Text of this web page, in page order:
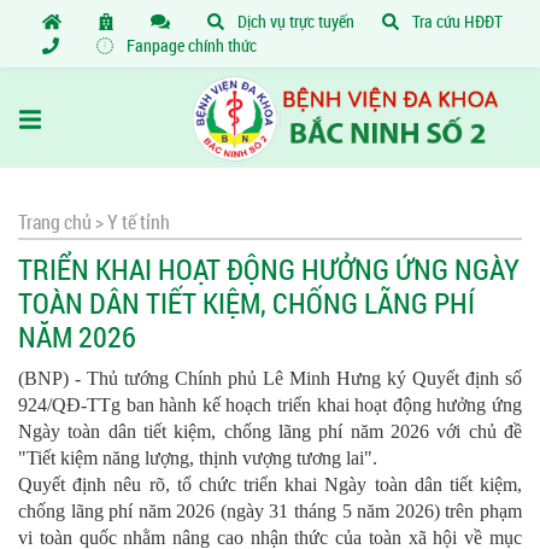
Dịch vụ trực tuyến
Tra cứu HĐĐT
Fanpage chính thức
Trang chủ >Y tế tỉnh
TRIỂN KHAI HOẠT ĐỘNG HƯỞNG ỨNG NGÀY
TOÀN DÂN TIẾT KIỆM, CHỐNG LÃNG PHÍ
NĂM 2026
(BNP) - Thủ tướng Chính phủ Lê Minh Hưng ký Quyết định số
924/QĐ-TTg ban hành kế hoạch triển khai hoạt động hưởng ứng
Ngày toàn dân tiết kiệm, chống lãng phí năm 2026 với chủ đề
"Tiết kiệm năng lượng, thịnh vượng tương lai".
Quyết định nêu rõ, tổ chức triển khai Ngày toàn dân tiết kiệm,
chống lãng phí năm 2026 (ngày 31 tháng 5 năm 2026) trên phạm
vi toàn quốc nhằm nâng cao nhận thức của toàn xã hội về mục